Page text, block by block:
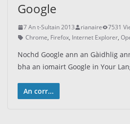
Google
7 An t-Sultain 2013 rianaire 7531
Chrome, Firefox, Internet Explorer,
Nochd Google ann an Gàidhlig
bha an iomairt Google in Your
An corr...